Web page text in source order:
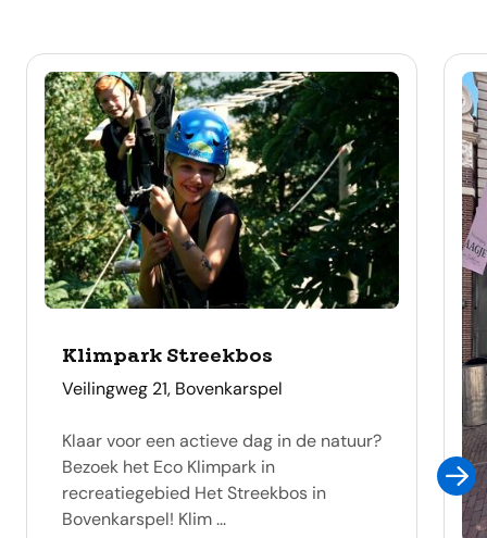
Klimpark Streekbos
adres
Veilingweg 21, Bovenkarspel
Klaar voor een actieve dag in de natuur?
Bezoek het Eco Klimpark in
recreatiegebied Het Streekbos in
Bovenkarspel! Klim ...